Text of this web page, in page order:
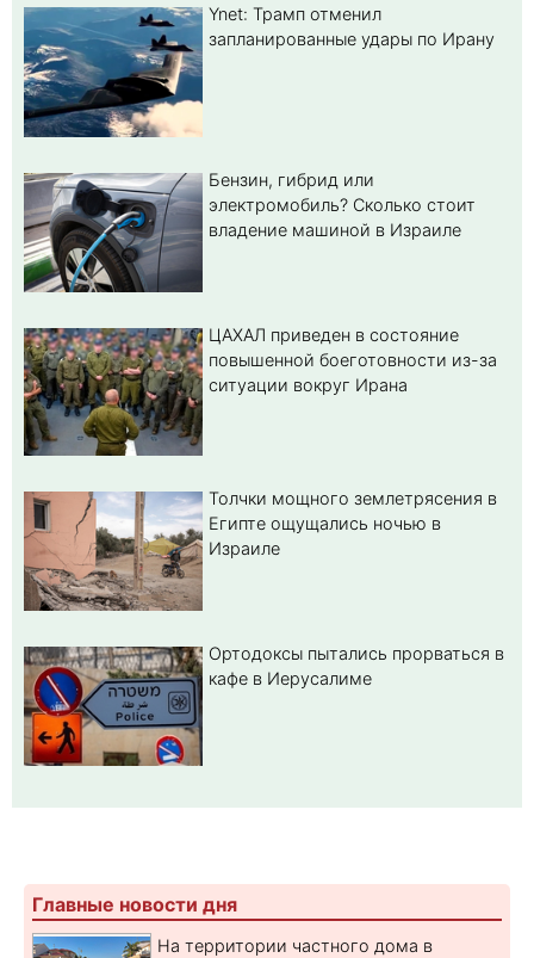
Ynet: Трамп отменил
запланированные удары по Ирану
Бензин, гибрид или
электромобиль? Cколько стоит
владение машиной в Израиле
ЦАХАЛ приведен в состояние
повышенной боеготовности из-за
ситуации вокруг Ирана
Толчки мощного землетрясения в
Египте ощущались ночью в
Израиле
Ортодоксы пытались прорваться в
кафе в Иерусалиме
Главные новости дня
На территории частного дома в